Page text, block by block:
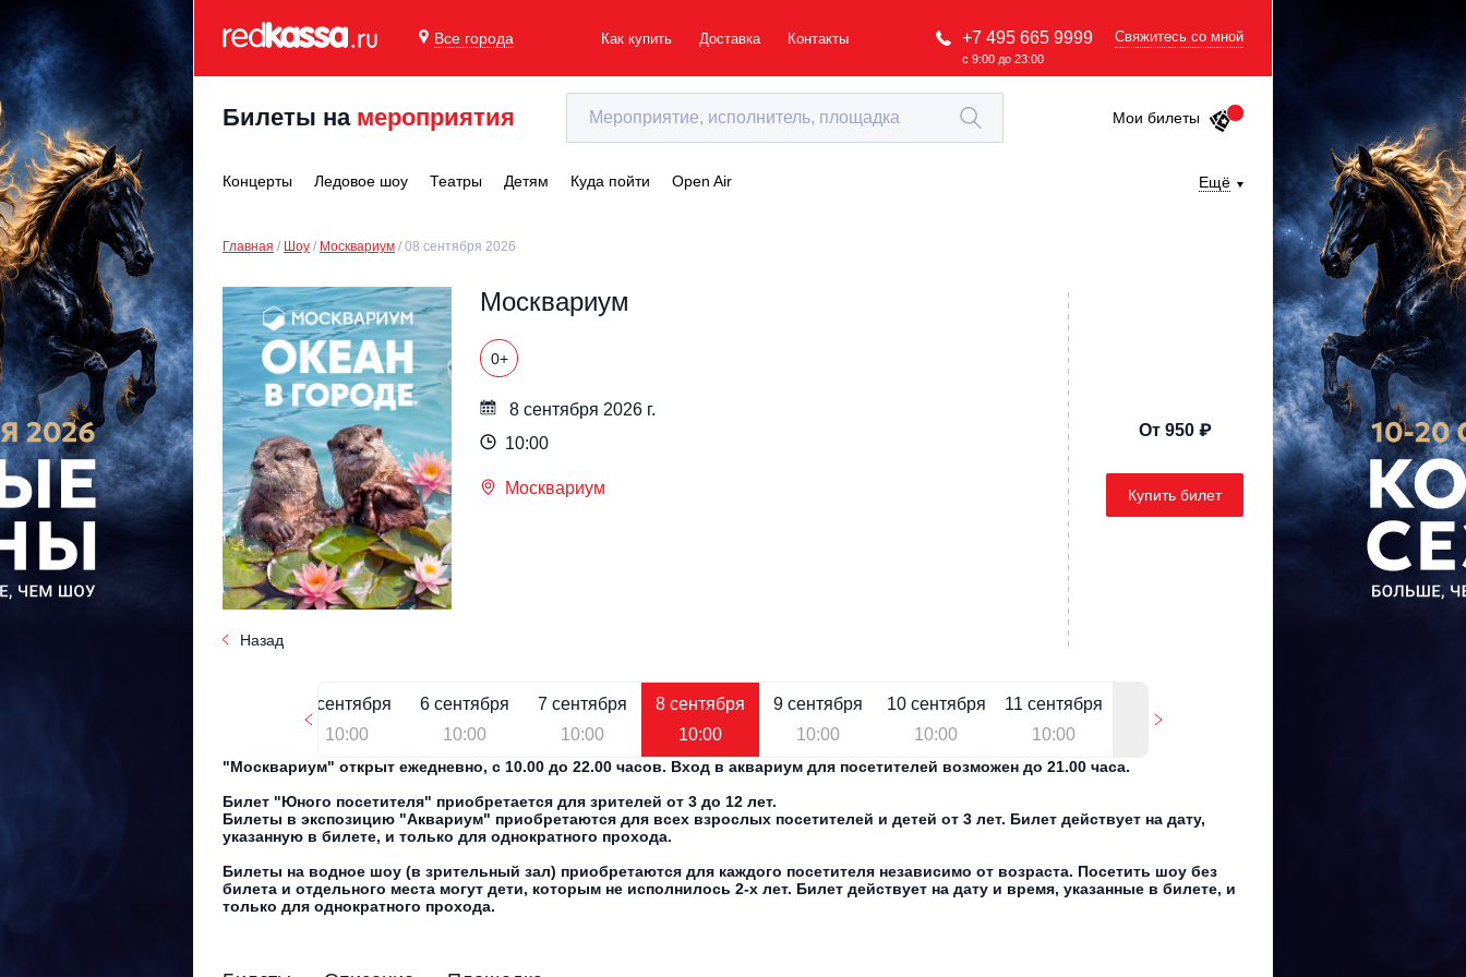
Все города Как купить Доставка Контакты +7 495 665 9999
с 9:00 до 23:00
Свяжитесь со мной
Билеты на мероприятия Мои билеты
Концерты Ледовое шоу Театры Детям Куда пойти Open Air Ещё
Главная Шоу Москвариум 08 сентября 2026
Назад
Москвариум
0+
8 сентября 2026 г.
10:00
Москвариум
От 950 ₽
Купить билет
5 сентября
10:00
6 сентября
10:00
7 сентября
10:00
8 сентября
10:00
9 сентября
10:00
10 сентября
10:00
11 сентября
10:00
"Москвариум" открыт ежедневно, с 10.00 до 22.00 часов. Вход в аквариум для посетителей возможен до 21.00 часа.
Билет "Юного посетителя" приобретается для зрителей от 3 до 12 лет.
Билеты в экспозицию "Аквариум" приобретаются для всех взрослых посетителей и детей от 3 лет. Билет действует на дату,
указанную в билете, и только для однократного прохода.
Билеты на водное шоу (в зрительный зал) приобретаются для каждого посетителя независимо от возраста. Посетить шоу без
билета и отдельного места могут дети, которым не исполнилось 2-х лет. Билет действует на дату и время, указанные в билете, и
только для однократного прохода.